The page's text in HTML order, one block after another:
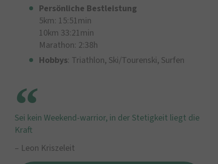
Persönliche Bestleistung
5km: 15:51min
10km 33:21min
Marathon: 2:38h
Hobbys: Triathlon, Ski/Tourenski, Surfen
Sei kein Weekend-warrior, in der Stetigkeit liegt die
Kraft
– Leon Kriszeleit